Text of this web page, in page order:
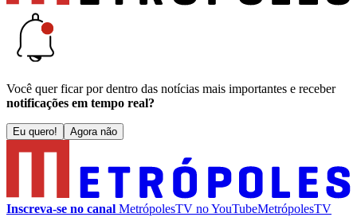
Você quer ficar por dentro das notícias mais importantes e receber
notificações em tempo real?
Eu quero! Agora não
Inscreva-se no canal MetrópolesTV noYouTubeMetrópolesTV